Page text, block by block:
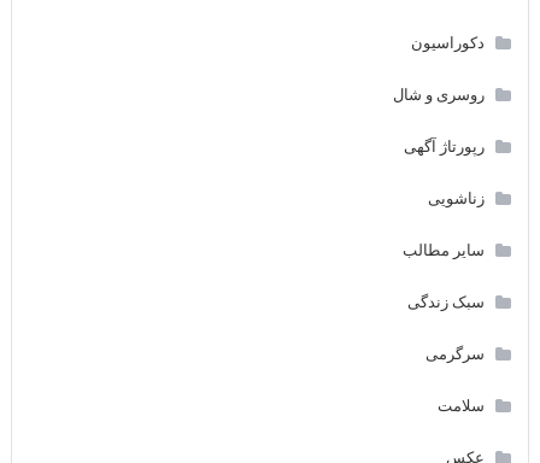
دکوراسیون
روسری و شال
رپورتاژ آگهی
زناشویی
سایر مطالب
سبک زندگی
سرگرمی
سلامت
عکس